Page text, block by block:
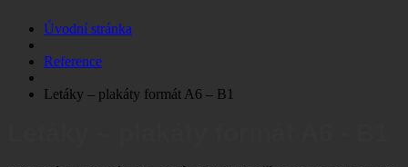
Úvodní stránka
Reference
Letáky – plakáty formát A6 – B1